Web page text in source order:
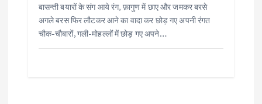
बासन्ती बयारों के संग आये रंग, फ़ागुण में छाए और जमकर बरसे
अगले बरस फिर लौटकर आने का वादा कर छोड़ गए अपनी रंगत
चौक-चौबारों, गली-मोहल्लों में छोड़ गए अपने…